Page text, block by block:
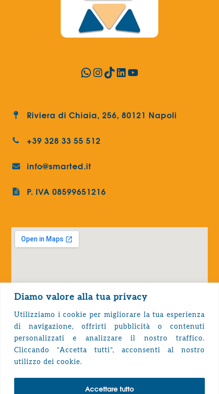
Diamo valore alla tua privacy
Utilizziamo i cookie per migliorare la tua esperienza
di navigazione, offrirti pubblicità o contenuti
personalizzati e analizzare il nostro traffico.
Cliccando “Accetta tutti”, acconsenti al nostro
utilizzo dei cookie.
Accettare tutto
WhatsApp
Instagram
TikTok
LinkedIn
YouTube
Riviera di Chiaia, 256, 80121 Napoli
+39 328 33 55 512
info@smarted.it
P. IVA 08599651216
Privacy Policy